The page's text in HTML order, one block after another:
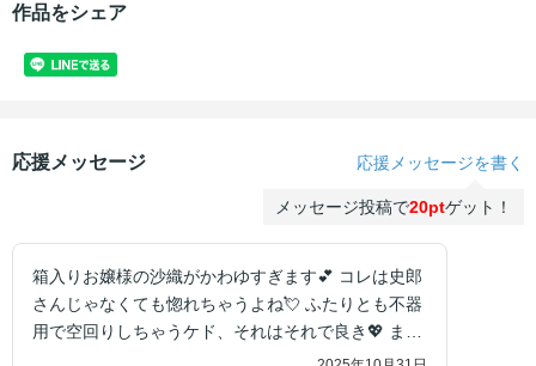
作品をシェア
応援メッセージ 応援メッセージを書く
メッセージ投稿で20ptゲット！
箱入りお嬢様の沙織がかわゆすぎます💕 コレは史郎
さんじゃなくても惚れちゃうよね💘 ふたりとも不器
用で空回りしちゃうケド、それはそれで良き💖 まだ
1巻しか読んでいませんが、続きが楽しみ〜✨